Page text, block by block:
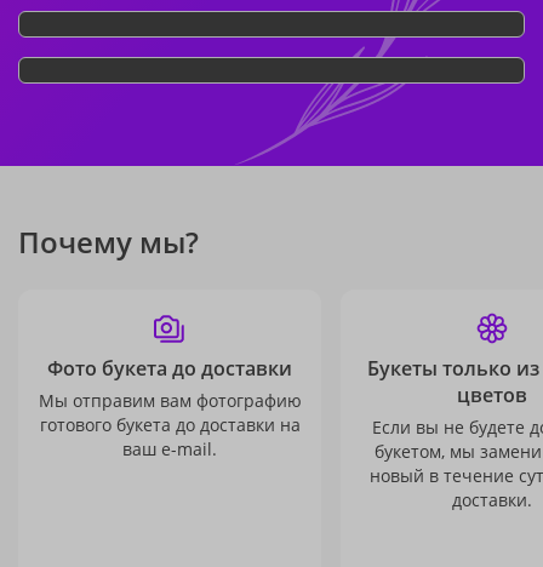
Почему мы?
Фото букета до доставки
Мы отправим вам фотографию
готового букета до доставки на
ваш e-mail.
Букеты только
цветов
Если вы не будете
букетом, мы
новый в течение
доставки.